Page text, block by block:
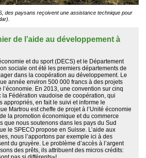
des paysans reçoivent une assistance technique pour
de l’aide au développement à
et du sport (DECS) et le Département
sociale ont été les premiers départements de
dans la coopération au développement. Le
année environ 500 000 francs à des projets
En 2013, une convention sur cinq
la Fédération vaudoise de coopération, qui
appropriés, en fait le suivi et informe le
Martrou est cheffe de projet à l’Unité économie
la promotion économique et du commerce
que nous soutenons dans les pays du Sud
le SPECO propose en Suisse. L’aide aux
nous l’apportons par exemple ici à des
du gruyère. Le problème d’accès à l’argent
des prêts, ils attribuent des micros crédits: